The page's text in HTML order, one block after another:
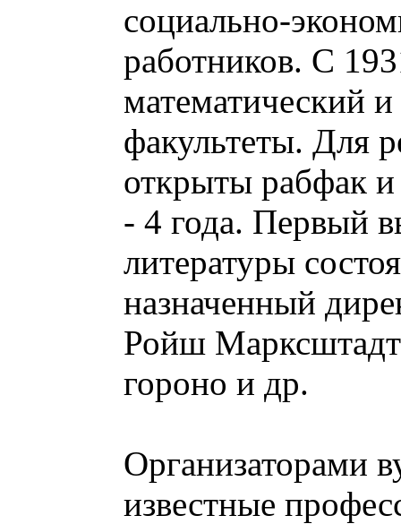
социально-
работников. С
математический
факультеты. Для
открыты рабфак
- 4 года. Первый
литературы
назначенный
Ройш
гороно и др.
Организаторами
известные